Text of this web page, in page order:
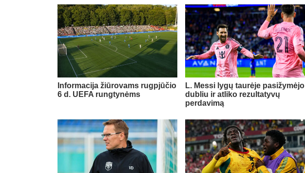
Informacija žiūrovams rugpjūčio
6 d. UEFA rungtynėms
L. Messi lygų taurėje pasižymėjo
dubliu ir atliko rezultatyvų
perdavimą